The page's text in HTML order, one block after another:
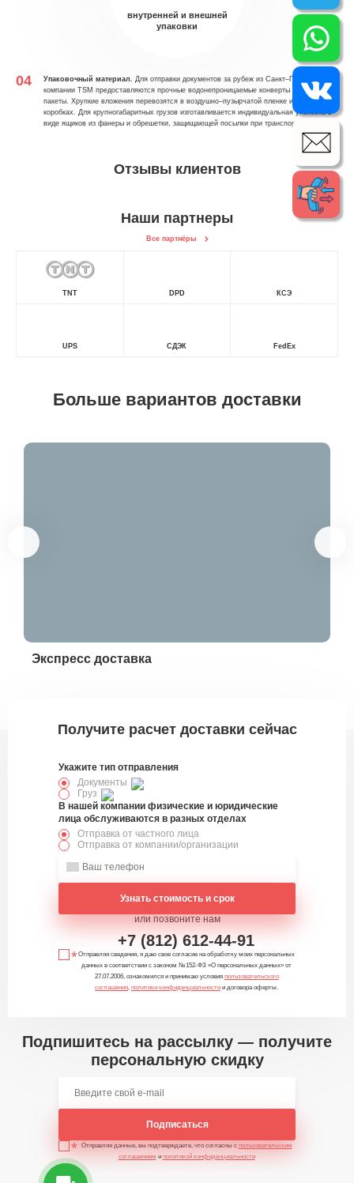
внутренней и внешней
упаковки
Упаковочный материал. Для отправки документов за рубеж из Санкт–Петербурга в
компании TSM предоставляются прочные водонепроницаемые конверты и сейф–
пакеты. Хрупкие вложения перевозятся в воздушно–пузырчатой пленке и картонных
коробках. Для крупногабаритных грузов изготавливается индивидуальная упаковка в
виде ящиков из фанеры и обрешетки, защищающей посылки при транспортировке.
Отзывы клиентов
Наши партнеры
Все партнёры
TNT DPD КСЭ
UPS СДЭК FedEx
Больше вариантов доставки
Экспресс доставка
Получите расчет доставки сейчас
Укажите тип отправления
Документы
Груз
В нашей компании физические и юридические
лица обслуживаются в разных отделах
Отправка от частного лица
Отправка от компании/организации
Узнать стоимость и срок
или позвоните нам
+7 (812) 612-44-91
Отправляя сведения, я даю свое согласие на обработку моих персональных
данных в соответствии с законом №152-ФЗ «О персональных данных» от
27.07.2006, ознакомился и принимаю условия пользовательского
соглашения политики конфиденциальности и договора оферты.
Подпишитесь на рассылку — получите
персональную скидку
Подписаться
Отправляя данные, вы подтверждаете, что согласны с пользовательским
соглашением и политикой конфиденциальности